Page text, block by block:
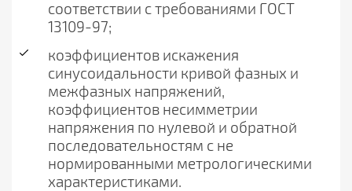
соответствии с требованиями ГОСТ
13109-97;
коэффициентов искажения
синусоидальности кривой фазных и
межфазных напряжений,
коэффициентов несимметрии
напряжения по нулевой и обратной
последовательностям с не
нормированными метрологическими
характеристиками.